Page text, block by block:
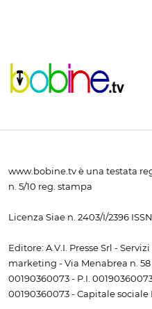
www.bobine.tv è una testata
n. 5/10 reg. stampa
Licenza Siae n. 2403/I/2396
Editore: A.V.I. Presse Srl -
marketing - Via Menabrea n. 58
00190360073 - P.I.
00190360073 - Capitale sociale